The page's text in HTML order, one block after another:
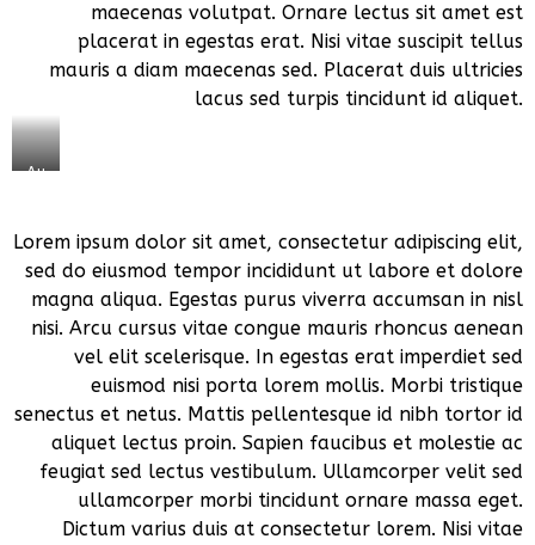
maecenas volutpat. Ornare lectus sit amet est
placerat in egestas erat. Nisi vitae suscipit tellus
mauris a diam maecenas sed. Placerat duis ultricies
lacus sed turpis tincidunt id aliquet.
Au
bil
e
tor
y
Lorem ipsum dolor sit amet, consectetur adipiscing elit,
sed do eiusmod tempor incididunt ut labore et dolore
magna aliqua. Egestas purus viverra accumsan in nisl
nisi. Arcu cursus vitae congue mauris rhoncus aenean
vel elit scelerisque. In egestas erat imperdiet sed
euismod nisi porta lorem mollis. Morbi tristique
senectus et netus. Mattis pellentesque id nibh tortor id
aliquet lectus proin. Sapien faucibus et molestie ac
feugiat sed lectus vestibulum. Ullamcorper velit sed
ullamcorper morbi tincidunt ornare massa eget.
Dictum varius duis at consectetur lorem. Nisi vitae